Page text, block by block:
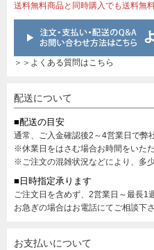
送料無料商品と同時購入でも送料無料
＞＞よくある質問はこちら
配送について
■配送の目安
通常、ご入金確認後2～4営業日で弊
※休業日をはさむ場合お時間をいただ
※ご注文の混雑状況などにより、多
■日時指定承ります
ご注文日を含めず、2営業日～最長1
お急ぎの場合はお電話にてご相談下さ
お支払いについて